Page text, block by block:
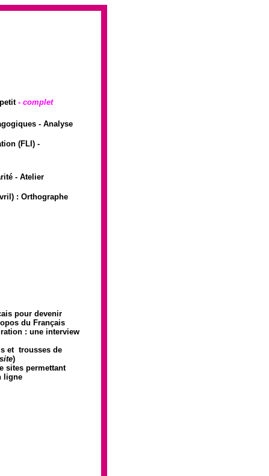
- complet
- Analyse
(FLI) -
- Atelier
: Orthographe
pour devenir
du Français
: une interview
et trousses de
)
sites permettant
ligne